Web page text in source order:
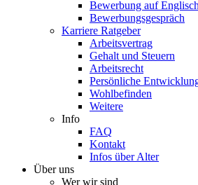
Bewerbung auf Englisch
Bewerbungsgespräch
Karriere Ratgeber
Arbeitsvertrag
Gehalt und Steuern
Arbeitsrecht
Persönliche
Wohlbefinden
Weitere
Info
FAQ
Kontakt
Infos über Alter
Über uns
Wer wir sind